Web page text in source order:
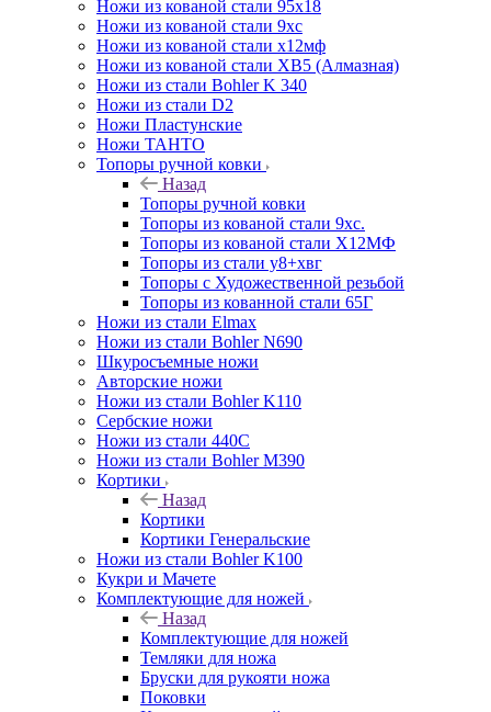
Ножи из кованой стали 95х18
Ножи из кованой стали 9хс
Ножи из кованой стали х12мф
Ножи из кованой стали ХВ5 (Алмазная)
Ножи из стали Bohler K 340
Ножи из стали D2
Ножи Пластунские
Ножи ТАНТО
Топоры ручной ковки
Назад
Топоры ручной ковки
Топоры из кованой стали 9хс.
Топоры из кованой стали Х12МФ
Топоры из стали у8+хвг
Топоры с Художественной резьбой
Топоры из кованной стали 65Г
Ножи из стали Elmax
Ножи из стали Bohler N690
Шкуросъемные ножи
Авторские ножи
Ножи из стали Bohler K110
Сербские ножи
Ножи из стали 440С
Ножи из стали Bohler M390
Кортики
Назад
Кортики
Кортики Генеральские
Ножи из стали Bohler K100
Кукри и Мачете
Комплектующие для ножей
Назад
Комплектующие для ножей
Темляки для ножа
Бруски для рукояти ножа
Поковки